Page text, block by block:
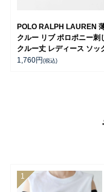
POLO RALPH LAUREN
クルー リブ ポロポニー刺
クルー丈 レディース ソッ
03207206
1,760円(税込)